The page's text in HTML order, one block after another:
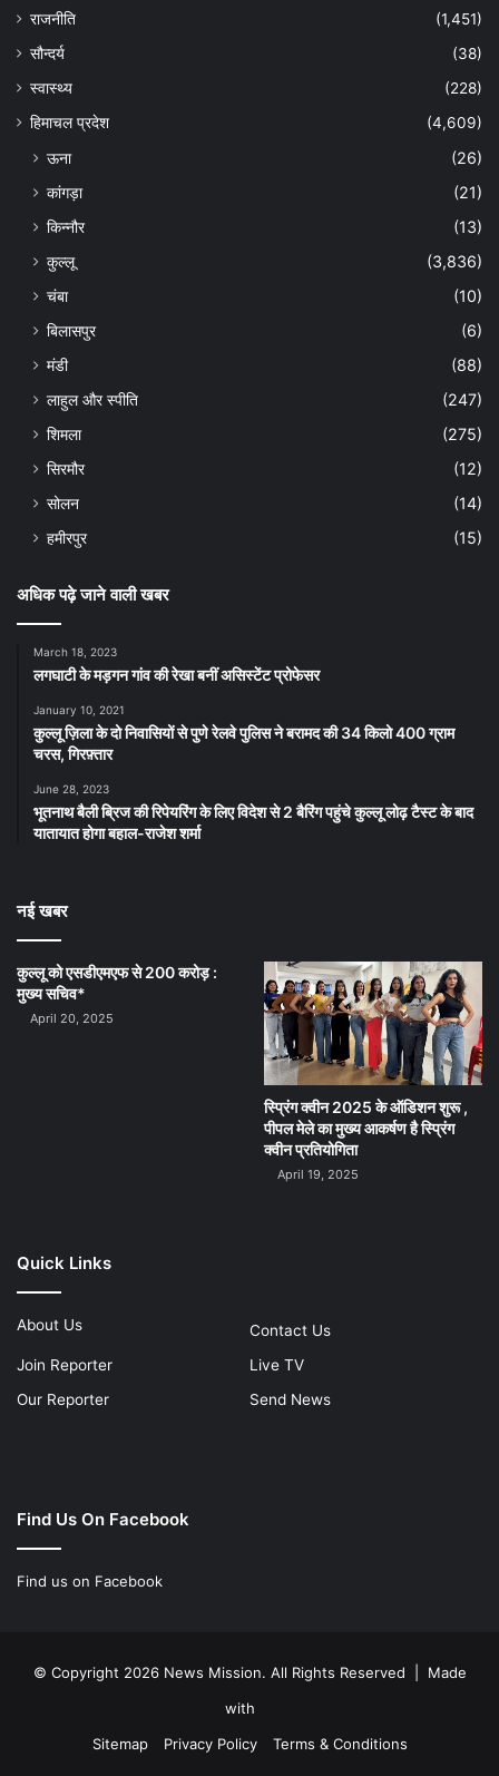
राजनीति
(1,451)
सौन्दर्य
(38)
स्वास्थ्य
(228)
हिमाचल प्रदेश
(4,609)
ऊना
(26)
कांगड़ा
(21)
किन्नौर
(13)
कुल्लू
(3,836)
चंबा
(10)
बिलासपुर
(6)
मंडी
(88)
लाहुल और स्पीति
(247)
शिमला
(275)
सिरमौर
(12)
सोलन
(14)
हमीरपुर
(15)
अधिक पढ़े जाने वाली खबर
March 18, 2023
लगघाटी के मड़गन गांव की रेखा बनीं असिस्टेंट प्रोफेसर
January 10, 2021
कुल्लू ज़िला के दो निवासियों से पुणे रेलवे पुलिस ने बरामद की 34 किलो 400 ग्राम
चरस, गिरफ़्तार
June 28, 2023
भूतनाथ बैली ब्रिज की रिपेयरिंग के लिए विदेश से 2 बैरिंग पहुंचे कुल्लू लोढ़ टैस्ट के बाद
यातायात होगा बहाल-राजेश शर्मा
नई खबर
कुल्लू को एसडीएमएफ से 200 करोड़ :
मुख्य सचिव*
April 20, 2025
स्प्रिंग क्वीन 2025 के ऑडिशन शुरू ,
पीपल मेले का मुख्य आकर्षण है स्प्रिंग
क्वीन प्रतियोगिता
April 19, 2025
Quick Links
About Us
Contact Us
Join Reporter
Live TV
Our Reporter
Send News
Find Us On Facebook
Find us on Facebook
© Copyright 2026 News Mission. All Rights Reserved | Made
with
Sitemap
Privacy Policy Terms & Conditions